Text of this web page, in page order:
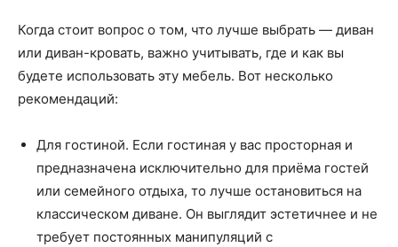
Когда стоит вопрос о том, что лучше выбрать — диван
или диван-кровать, важно учитывать, где и как вы
будете использовать эту мебель. Вот несколько
рекомендаций:
Для гостиной. Если гостиная у вас просторная и
предназначена исключительно для приёма гостей
или семейного отдыха, то лучше остановиться на
классическом диване. Он выглядит эстетичнее и не
требует постоянных манипуляций с